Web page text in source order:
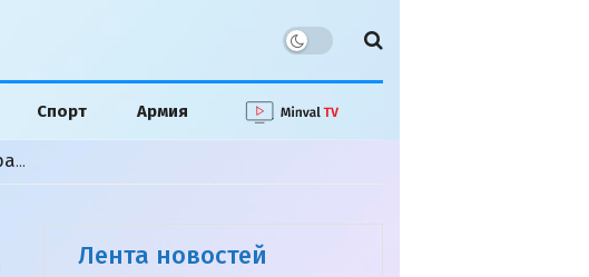
Спорт Армия
«Мы сделали все»: Финляндия отказала Украине в дополнительных ракетах
Лента новостей